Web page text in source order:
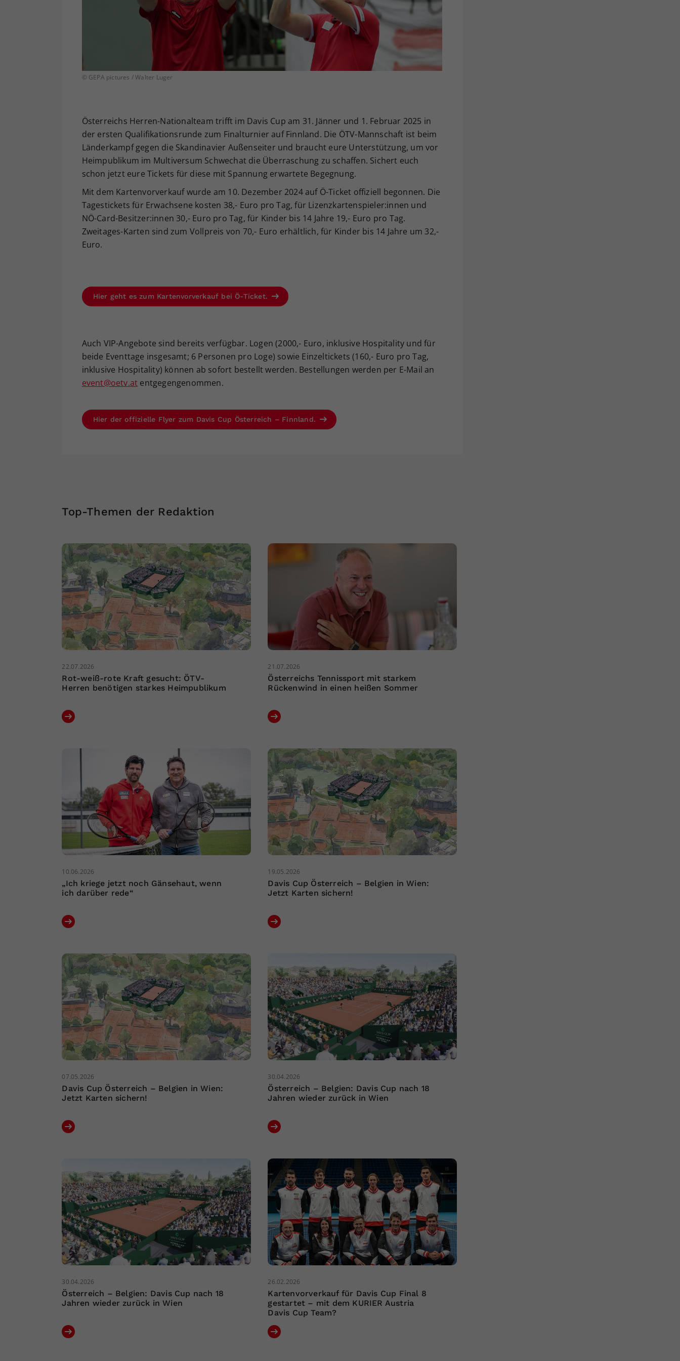
© GEPA pictures / Walter Luger
Österreichs Herren-Nationalteam trifft im Davis Cup am 31. Jänner und 1. Februar 2025 in
der ersten Qualifikationsrunde zum Finalturnier auf Finnland. Die ÖTV-Mannschaft ist beim
Länderkampf gegen die Skandinavier Außenseiter und braucht eure Unterstützung, um vor
Heimpublikum im Multiversum Schwechat die Überraschung zu schaffen. Sichert euch
schon jetzt eure Tickets für diese mit Spannung erwartete Begegnung.
Mit dem Kartenvorverkauf wurde am 10. Dezember 2024 auf Ö-Ticket offiziell begonnen. Die
Tagestickets für Erwachsene kosten 38,- Euro pro Tag, für Lizenzkartenspieler:innen und
NÖ-Card-Besitzer:innen 30,- Euro pro Tag, für Kinder bis 14 Jahre 19,- Euro pro Tag.
Zweitages-Karten sind zum Vollpreis von 70,- Euro erhältlich, für Kinder bis 14 Jahre um 32,-
Euro.
Hier geht es zum Kartenvorverkauf bei Ö-Ticket.
Auch VIP-Angebote sind bereits verfügbar. Logen (2000,- Euro, inklusive Hospitality und für
beide Eventtage insgesamt; 6 Personen pro Loge) sowie Einzeltickets (160,- Euro pro Tag,
inklusive Hospitality) können ab sofort bestellt werden. Bestellungen werden per E-Mail an
event@oetv.at entgegengenommen.
Hier der offizielle Flyer zum Davis Cup Österreich – Finnland.
Top-Themen der Redaktion
22.07.2026
Rot-weiß-rote Kraft gesucht: ÖTV-
Herren benötigen starkes Heimpublikum
21.07.2026
Österreichs Tennissport mit starkem
Rückenwind in einen heißen Sommer
10.06.2026
„Ich kriege jetzt noch Gänsehaut, wenn
ich darüber rede“
19.05.2026
Davis Cup Österreich – Belgien in Wien:
Jetzt Karten sichern!
07.05.2026
Davis Cup Österreich – Belgien in Wien:
Jetzt Karten sichern!
30.04.2026
Österreich – Belgien: Davis Cup nach 18
Jahren wieder zurück in Wien
30.04.2026
Österreich – Belgien: Davis Cup nach 18
Jahren wieder zurück in Wien
26.02.2026
Kartenvorverkauf für Davis Cup Final 8
gestartet – mit dem KURIER Austria
Davis Cup Team?
Ihrer vorgenommen Einstellungen, falls der
Webseiten-Betreiber dies eingestellt hat.